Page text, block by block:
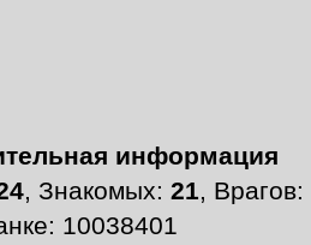
информация
, Знакомых: 21, Врагов:
10038401